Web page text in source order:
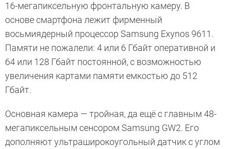
16-мегапиксельную фронтальную камеру. В
основе смартфона лежит фирменный
восьмиядерный процессор Samsung Exynos 9611.
Памяти не пожалели: 4 или 6 Гбайт оперативной и
64 или 128 Гбайт постоянной, с возможностью
увеличения картами памяти емкостью до 512
Гбайт.
Основная камера — тройная, да ещё с главным 48-
мегапиксельным сенсором Samsung GW2. Его
дополняют ультраширокоугольный датчик с углом